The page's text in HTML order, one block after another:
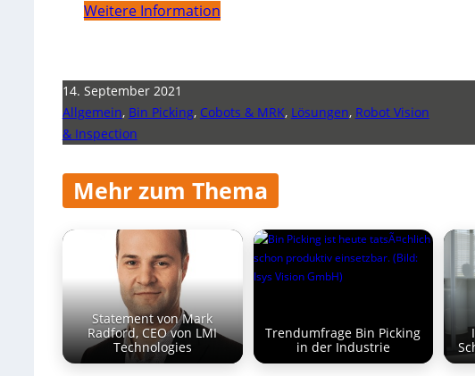
Weitere Information
14. September 2021
Allgemein, Bin Picking, Cobots & MRK, Lösungen, Robot Vision
& Inspection
Mehr zum Thema
Statement von Mark
Radford, CEO von LMI
Technologies
Trendumfrage Bin Picking
in der Industrie